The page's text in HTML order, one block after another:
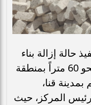
حالة إزالة بناء
بدون ترخيص بمساحة تقدر بنحو 60 متراً بمنطقة
قنا،
المركز، حيث